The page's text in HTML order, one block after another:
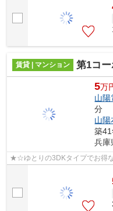
賃貸 | マンション 第1コ
5万
山陽
分
山陽
築
兵庫
★☆ゆとりの3DKタイプでお得